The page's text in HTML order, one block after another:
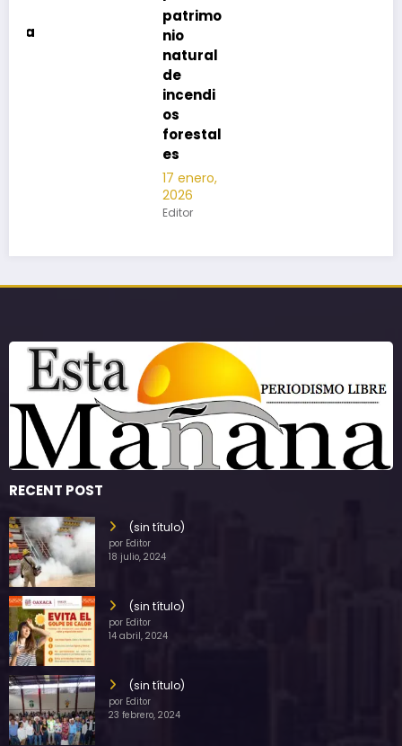
patrimo
natural
incendi
forestal
17 enero,
RECENT POST
(sin título)
por Editor
18 julio, 2024
(sin título)
por Editor
14 abril, 2024
(sin título)
por Editor
23 febrero, 2024